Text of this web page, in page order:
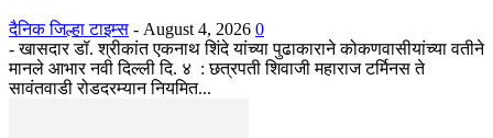
दैनिक जिल्हा टाइम्स - August 4, 2026 0
- खासदार डॉ. श्रीकांत एकनाथ शिंदे यांच्या पुढाकाराने कोकणवासीयांच्या वतीने
मानले आभार नवी दिल्ली दि. ४ : छत्रपती शिवाजी महाराज टर्मिनस ते
सावंतवाडी रोडदरम्यान नियमित...